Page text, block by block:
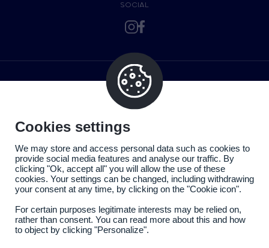
SOCIAL
Cookies settings
We may store and access personal data such as cookies to
provide social media features and analyse our traffic. By
clicking "Ok, accept all" you will allow the use of these
cookies. Your settings can be changed, including withdrawing
your consent at any time, by clicking on the "Cookie icon".
For certain purposes legitimate interests may be relied on,
rather than consent. You can read more about this and how
to object by clicking "Personalize".